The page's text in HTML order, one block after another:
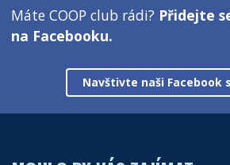
Máte COOP club rádi? Přidejte
na Facebooku.
Navštivte naši Facebook